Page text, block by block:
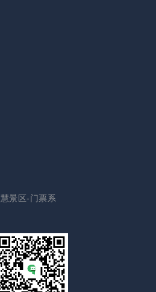
景区-门票系